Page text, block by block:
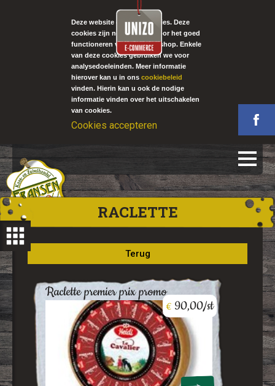
Deze website gebruikt cookies. Deze
cookies zijn noodzakelijk voor het goed
functioneren van onze webshop. Enkele
van deze cookies gebruiken we voor
analysedoeleinden. Meer informatie
hierover kan u in onscookiebeleid
vinden. Hierin kan u ook de nodige
informatie vinden over het uitschakelen
van cookies.
Cookies accepteren
RACLETTE
raclette premier prix promo
€90,00/st